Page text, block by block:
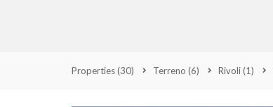
Properties(30) Terreno (6) Rivoli(1)